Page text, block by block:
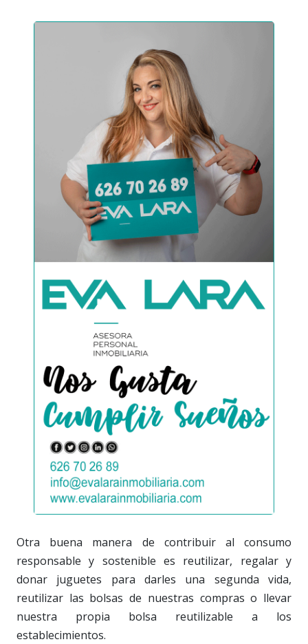
Otra buena manera de contribuir al consumo
responsable y sostenible es reutilizar, regalar y
donar juguetes para darles una segunda vida,
reutilizar las bolsas de nuestras compras o llevar
nuestra propia bolsa reutilizable a los
establecimientos.